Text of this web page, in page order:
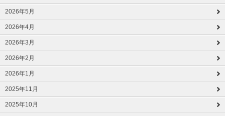
2026年5月
2026年4月
2026年3月
2026年2月
2026年1月
2025年11月
2025年10月